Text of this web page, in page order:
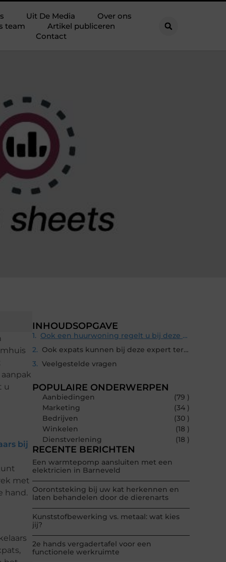
Uit De Media
Over ons
team
Artikel publiceren
Contact
u
bij
met
hand.
INHOUDSOPGAVE
Ook een huurwoning regelt u bij deze experts
Ook expats kunnen bij deze expert terecht
Veelgestelde vragen
POPULAIRE ONDERWERPEN
Aanbiedingen
(79 )
Marketing
(34 )
Bedrijven
(30 )
Winkelen
(18 )
Dienstverlening
(18 )
RECENTE BERICHTEN
Een warmtepomp aansluiten met een
elektricien in Barneveld
Oorontsteking bij uw kat herkennen en
laten behandelen door de dierenarts
Kunststofbewerking vs. metaal: wat kies
jij?
2e hands vergadertafel voor een
functionele werkruimte